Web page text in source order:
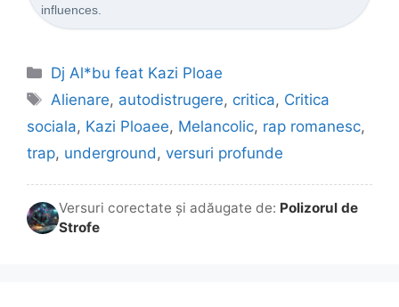
influences.
Categorii
Dj Al*bu feat Kazi Ploae
Etichete
Alienare, autodistrugere, critica, Critica
sociala, Kazi Ploaee, Melancolic, rap romanesc,
trap, underground, versuri profunde
Versuri corectate și adăugate de: Polizorul de
Strofe